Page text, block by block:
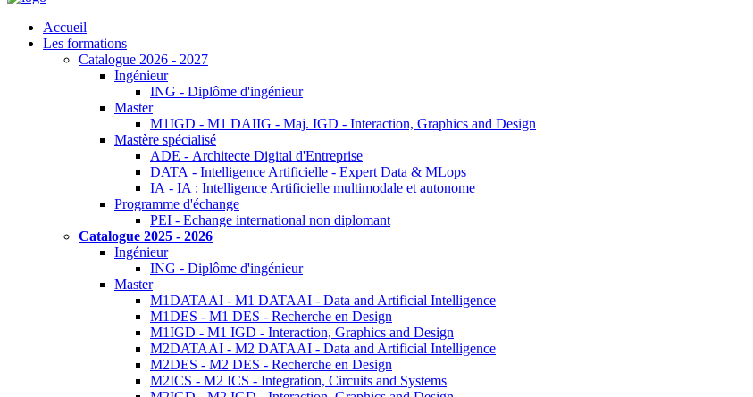
Accueil
Les formations
Catalogue 2026 - 2027
Ingénieur
ING - Diplôme d'ingénieur
Master
M1IGD - M1 DAIIG - Maj. IGD - Interaction, Graphics and Design
Mastère spécialisé
ADE - Architecte Digital d'Entreprise
DATA - Intelligence Artificielle - Expert Data & MLops
IA - IA : Intelligence Artificielle multimodale et autonome
Programme d'échange
PEI - Echange international non diplomant
Catalogue 2025 - 2026
Ingénieur
ING - Diplôme d'ingénieur
Master
M1DATAAI - M1 DATAAI - Data and Artificial Intelligence
M1DES - M1 DES - Recherche en Design
M1IGD - M1 IGD - Interaction, Graphics and Design
M2DATAAI - M2 DATAAI - Data and Artificial Intelligence
M2DES - M2 DES - Recherche en Design
M2ICS - M2 ICS - Integration, Circuits and Systems